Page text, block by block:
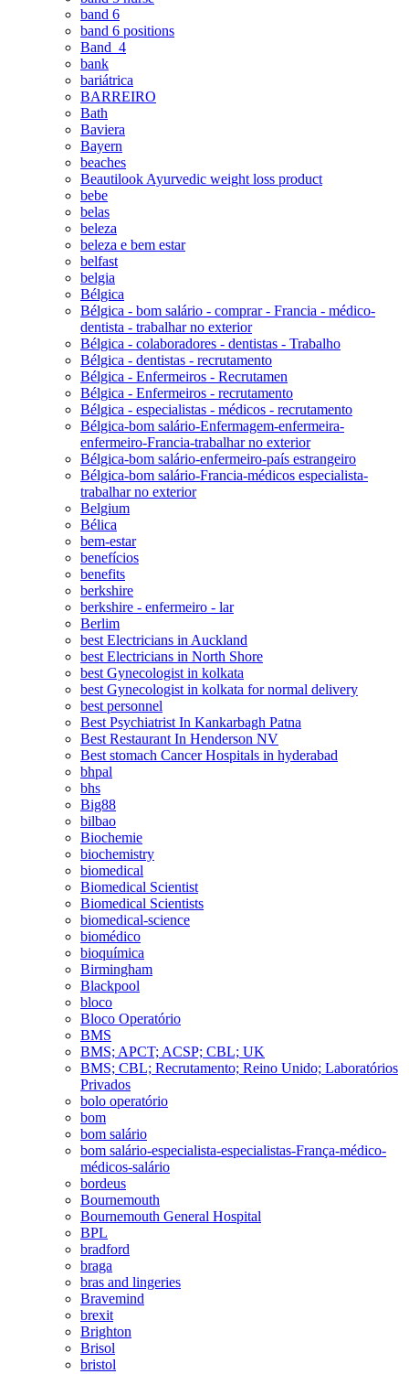
band 6
band 6 positions
Band_4
bank
bariátrica
BARREIRO
Bath
Baviera
Bayern
beaches
Beautilook Ayurvedic weight loss product
bebe
belas
beleza
beleza e bem estar
belfast
belgia
Bélgica
Bélgica - bom salário - comprar - Francia - médico-
dentista - trabalhar no exterior
Bélgica - colaboradores - dentistas - Trabalho
Bélgica - dentistas - recrutamento
Bélgica - Enfermeiros - Recrutamen
Bélgica - Enfermeiros - recrutamento
Bélgica - especialistas - médicos - recrutamento
Bélgica-bom salário-Enfermagem-enfermeira-
enfermeiro-Francia-trabalhar no exterior
Bélgica-bom salário-enfermeiro-país estrangeiro
Bélgica-bom salário-Francia-médicos especialista-
trabalhar no exterior
Belgium
Bélica
bem-estar
benefícios
benefits
berkshire
berkshire - enfermeiro - lar
Berlim
best Electricians in Auckland
best Electricians in North Shore
best Gynecologist in kolkata
best Gynecologist in kolkata for normal delivery
best personnel
Best Psychiatrist In Kankarbagh Patna
Best Restaurant In Henderson NV
Best stomach Cancer Hospitals in hyderabad
bhpal
bhs
Big88
bilbao
Biochemie
biochemistry
biomedical
Biomedical Scientist
Biomedical Scientists
biomedical-science
biomédico
bioquímica
Birmingham
Blackpool
bloco
Bloco Operatório
BMS
BMS; APCT; ACSP; CBL; UK
BMS; CBL; Recrutamento; Reino Unido; Laboratórios
Privados
bolo operatório
bom
bom salário
bom salário-especialista-especialistas-França-médico-
médicos-salário
bordeus
Bournemouth
Bournemouth General Hospital
BPL
bradford
braga
bras and lingeries
Bravemind
brexit
Brighton
Brisol
bristol